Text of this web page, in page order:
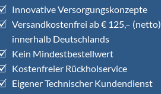
Innovative Versorgungskonzepte
Versandkostenfrei ab € 125,– (netto)
innerhalb Deutschlands
Kein Mindestbestellwert
Kostenfreier Rückholservice
Eigener Technischer Kundendienst